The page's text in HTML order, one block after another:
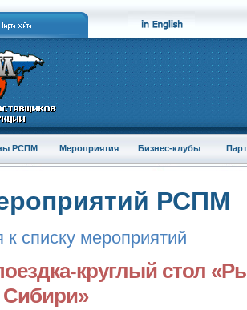
РСПМ Мероприятия Бизнес-клубы
РСПМ
к списку мероприятий
круглый стол